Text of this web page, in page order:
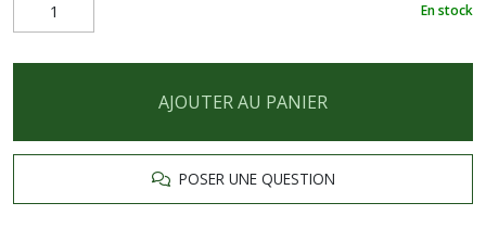
En stock
AJOUTER AU PANIER
POSER UNE QUESTION